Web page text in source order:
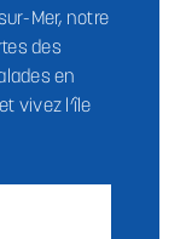
Mer, notre
des
en
vivez l’île